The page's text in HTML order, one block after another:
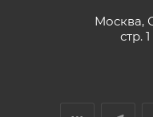
Москва,
стр.